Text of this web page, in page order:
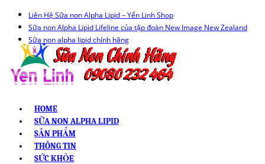
Liên Hệ Sữa non Alpha Lipid – Yến Linh Shop
Sữa non Alpha Lipid Lifeline của tập đoàn New Image New Zealand
Sữa non alpha lipid chính hãng
HOME
SỮA NON ALPHA LIPID
SẢN PHẨM
THÔNG TIN
SỨC KHỎE